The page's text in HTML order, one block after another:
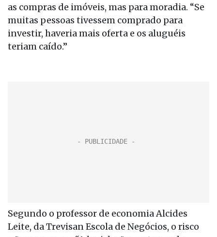
as compras de imóveis, mas para moradia. “Se
muitas pessoas tivessem comprado para
investir, haveria mais oferta e os aluguéis
teriam caído.”
Segundo o professor de economia Alcides
Leite, da Trevisan Escola de Negócios, o risco